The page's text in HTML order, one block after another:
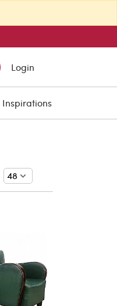
Login
Inspirations